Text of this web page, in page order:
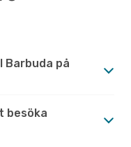
Barbuda på
besöka